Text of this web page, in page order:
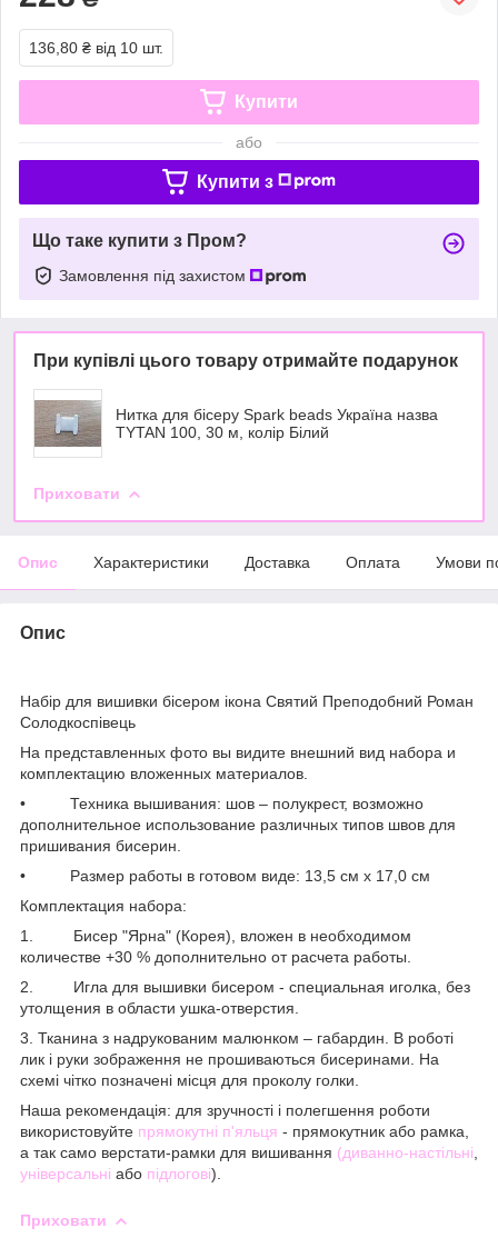
136,80 ₴ від 10 шт.
Купити
або
Купити з
Що таке купити з Пром?
Замовлення під захистом
При купівлі цього товару отримайте подарунок
Нитка для бісеру Spark beads Україна назва
TYTAN 100, 30 м, колір Білий
Приховати
Опис Характеристики Доставка Оплата Умови
Опис
Набір для вишивки бісером ікона Святий Преподобний Роман
Солодкоспівець
На представленных фото вы видите внешний вид набора и
комплектацию вложенных материалов.
• Техника вышивания: шов – полукрест, возможно
дополнительное использование различных типов швов для
пришивания бисерин.
• Размер работы в готовом виде: 13,5 см х 17,0 см
Комплектация набора:
1. Бисер "Ярна" (Корея), вложен в необходимом
количестве +30 % дополнительно от расчета работы.
2. Игла для вышивки бисером - специальная иголка, без
утолщения в области ушка-отверстия.
3. Тканина з надрукованим малюнком – габардин. В роботі
лик і руки зображення не прошиваються бисеринами. На
схемі чітко позначені місця для проколу голки.
Наша рекомендація: для зручності і полегшення роботи
використовуйте прямокутні п'яльця - прямокутник або рамка,
а так само верстати-рамки для вишивання (диванно-настільні
універсальні або підлогові).
Приховати